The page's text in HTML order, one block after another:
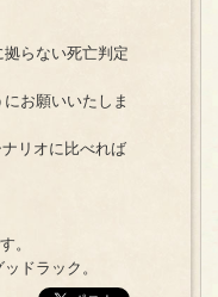
らない死亡判定
お願いいたしま
リオに比べれば
。
ドラック。